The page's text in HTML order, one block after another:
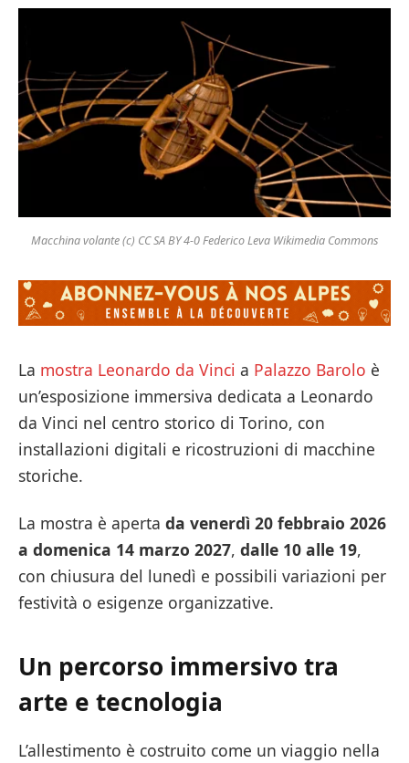
Macchina volante (c) CC SA BY 4-0 Federico Leva Wikimedia Commons
La mostra Leonardo da Vinci a Palazzo Barolo è
un’esposizione immersiva dedicata a Leonardo
da Vinci nel centro storico di Torino, con
installazioni digitali e ricostruzioni di macchine
storiche.
La mostra è aperta da venerdì 20 febbraio 2026
a domenica 14 marzo 2027, dalle 10 alle 19,
con chiusura del lunedì e possibili variazioni per
festività o esigenze organizzative.
Un percorso immersivo tra
arte e tecnologia
L’allestimento è costruito come un viaggio nella